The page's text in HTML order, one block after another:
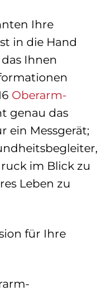
Ihre
in die Hand
Ihnen
Oberarm-
genau das
ein Messgerät;
im Blick zu
Leben zu
für Ihre